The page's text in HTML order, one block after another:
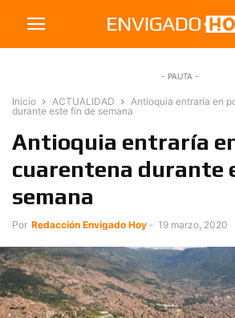
- PAUTA -
Inicio ACTUALIDAD
Antioquia entraría en
durante este fin de semana
Antioquia entraría
cuarentena durante
semana
Por Redacción Envigado Hoy - 19 marzo, 2020